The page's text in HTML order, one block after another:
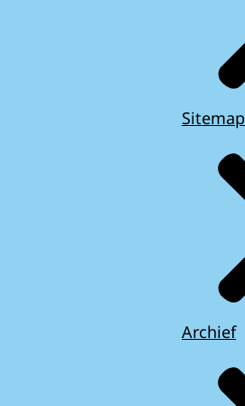
Sitemap
Archief